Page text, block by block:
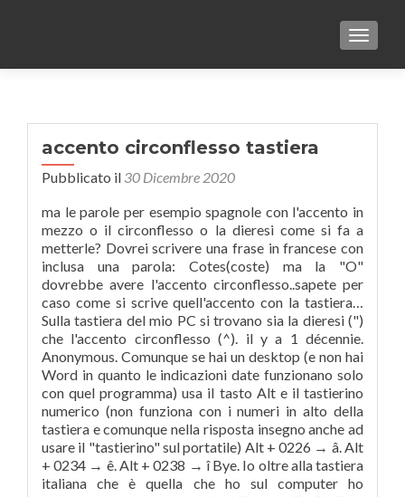
accento circonflesso tastiera
Pubblicato il 30 Dicembre 2020
ma le parole per esempio spagnole con l'accento in
mezzo o il circonflesso o la dieresi come si fa a
metterle? Dovrei scrivere una frase in francese con
inclusa una parola: Cotes(coste) ma la "O"
dovrebbe avere l'accento circonflesso..sapete per
caso come si scrive quell'accento con la tastiera…
Sulla tastiera del mio PC si trovano sia la dieresi (")
che l'accento circonflesso (^). il y a 1 décennie.
Anonymous. Comunque se hai un desktop (e non hai
Word in quanto le indicazioni date funzionano solo
con quel programma) usa il tasto Alt e il tastierino
numerico (non funziona con i numeri in alto della
tastiera e comunque nella risposta insegno anche ad
usare il "tastierino" sul portatile) Alt + 0226 → â. Alt
+ 0234 → ê. Alt + 0238 → î Bye. Io oltre alla tastiera
italiana che è quella che ho sul computer ho